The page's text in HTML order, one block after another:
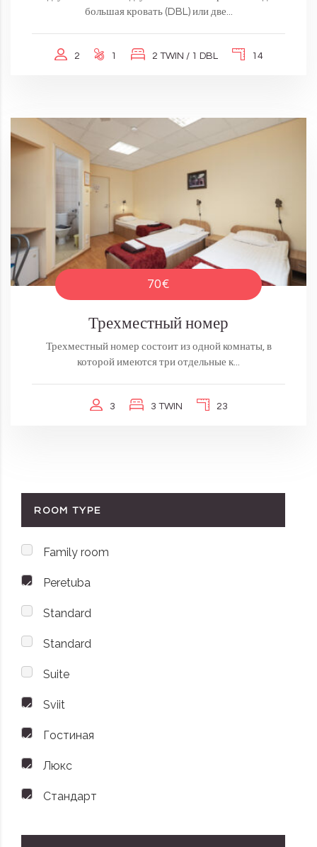
большая кровать (DBL) или две...
2 1 2 TWIN / 1 DBL 14
70€
Трехместный номер
Трехместный номер состоит из одной комнаты, в
которой имеются три отдельные к...
3 3 TWIN 23
ROOM TYPE
Family room
Peretuba
Standard
Standard
Suite
Sviit
Гостиная
Люкс
Стандарт